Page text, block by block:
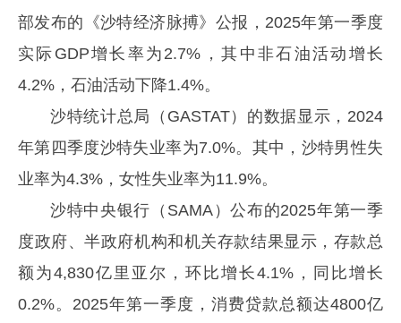
部发布的《沙特经济脉搏》公报，2025年第一季度
实际GDP增长率为2.7%，其中非石油活动增长
4.2%，石油活动下降1.4%。
沙特统计总局（GASTAT）的数据显示，2024
年第四季度沙特失业率为7.0%。其中，沙特男性失
业率为4.3%，女性失业率为11.9%。
沙特中央银行（SAMA）公布的2025年第一季
度政府、半政府机构和机关存款结果显示，存款总
额为4,830亿里亚尔，环比增长4.1%，同比增长
0.2%。2025年第一季度，消费贷款总额达4800亿